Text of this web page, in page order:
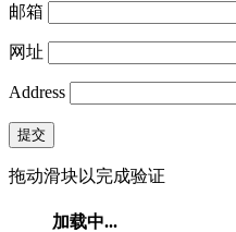
邮箱
网址
Address
提交
拖动滑块以完成验证
加载中...